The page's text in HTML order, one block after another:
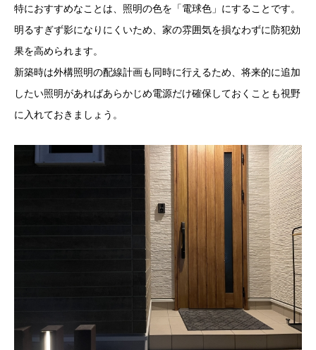
特におすすめなことは、照明の色を「電球色」にすることです。
明るすぎず影になりにくいため、家の雰囲気を損なわずに防犯効
果を高められます。
新築時は外構照明の配線計画も同時に行えるため、将来的に追加
したい照明があればあらかじめ電源だけ確保しておくことも視野
に入れておきましょう。